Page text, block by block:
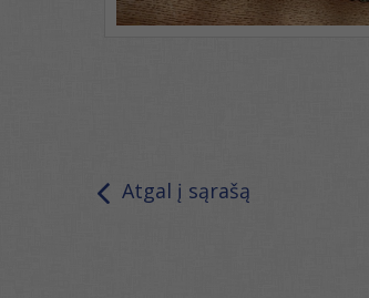
Atgal į sąrašą